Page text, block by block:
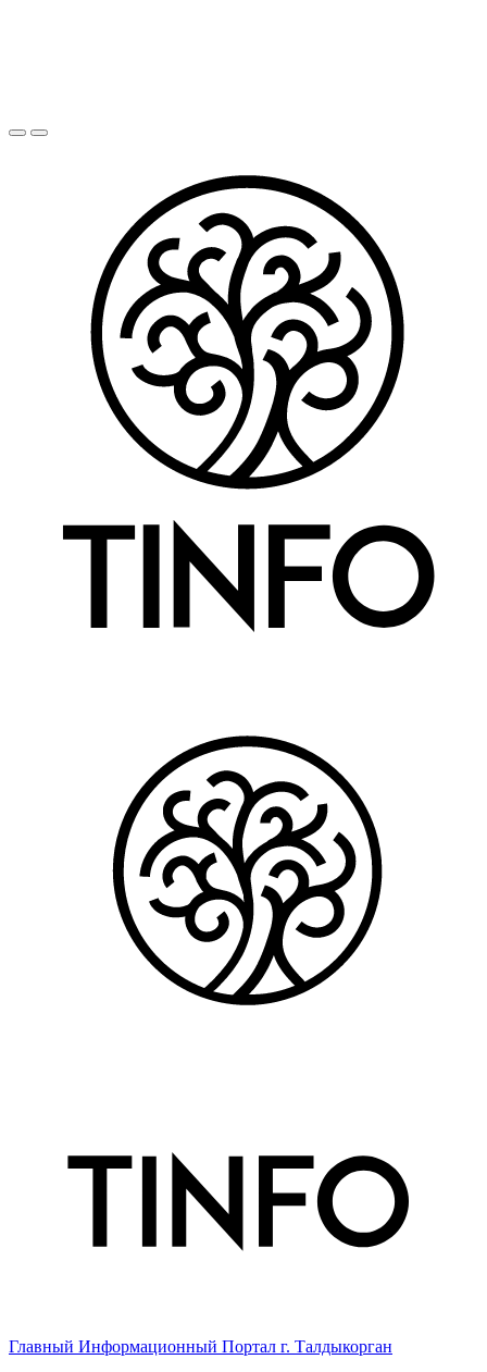
Главный Информационный Портал г. Талдыкорган